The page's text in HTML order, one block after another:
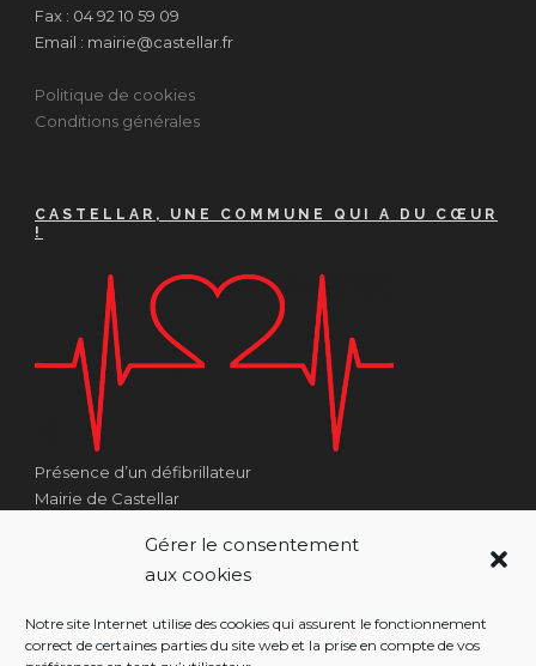
Gérer le consentement
aux cookies
Notre site Internet utilise des cookies qui assurent le fonctionnement
correct de certaines parties du site web et la prise en compte de vos
Fax : 04 92 10 59 09
Email : mairie@castellar.fr
Politique de cookies
Conditions générales
CASTELLAR, UNE COMMUNE QUI A DU CŒUR
!
Présence d’un défibrillateur
Mairie de Castellar
Côté Escalier Rue Sarrail
06500 Castellar